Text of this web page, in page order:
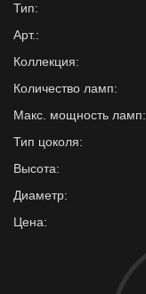
Тип:
Арт.:
Коллекция:
Количество ламп:
Макс. мощность ламп:
Тип цоколя:
Высота:
Диаметр:
Цена: